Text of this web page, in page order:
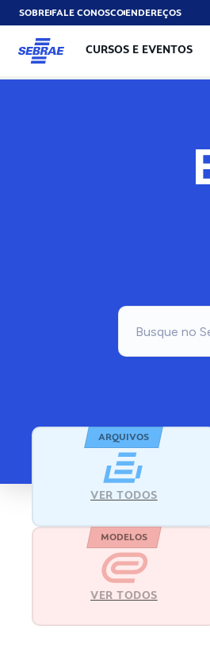
SOBREFALE CONOSCOENDEREÇOS
CURSOS E EVENTOS
ARQUIVOS
VER TODOS
MODELOS
VER TODOS